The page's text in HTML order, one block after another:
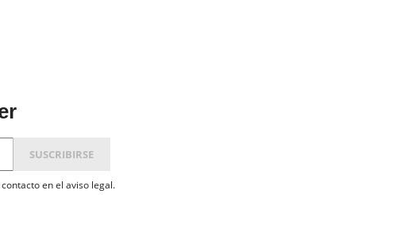
en el aviso legal.